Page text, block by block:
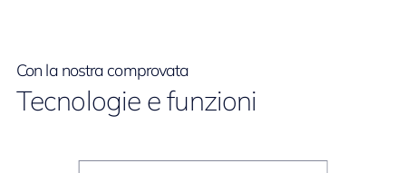
Con la nostra comprovata
Tecnologie e funzioni